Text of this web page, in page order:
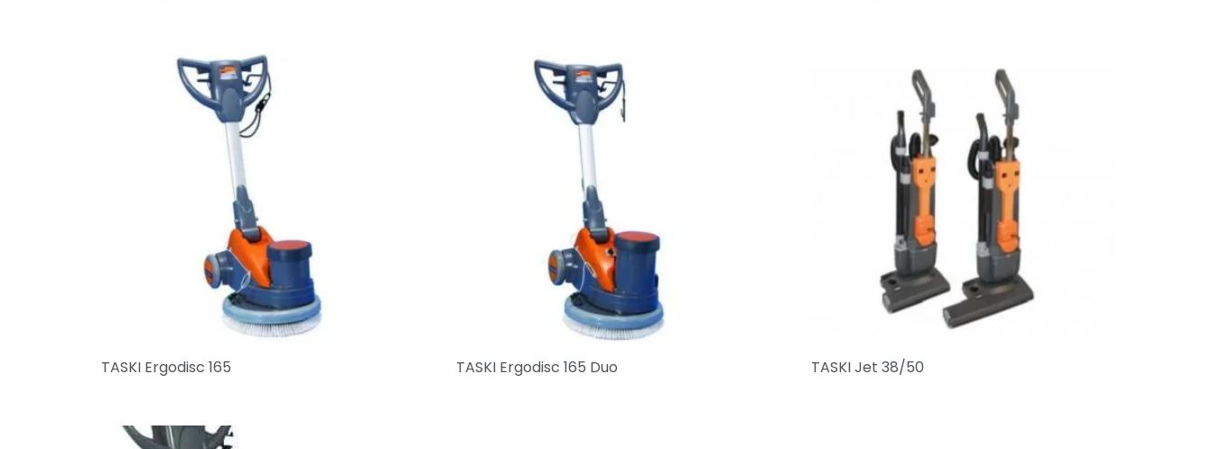
TASKI Ergodisc 165 TASKI Ergodisc 165 Duo TASKI Jet 38/50